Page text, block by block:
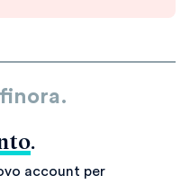
.
account per